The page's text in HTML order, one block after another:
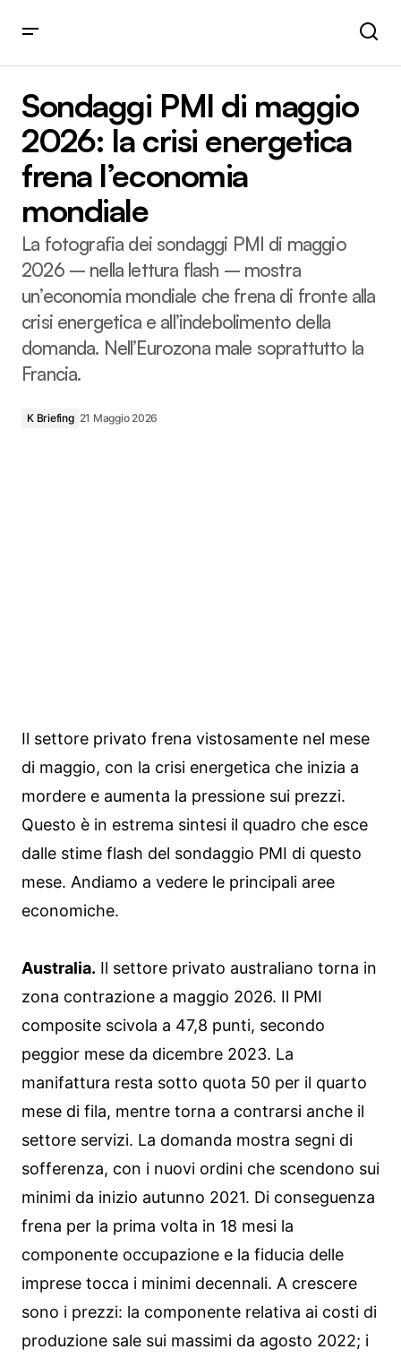
l’economia mondiale
Sondaggi PMI di maggio
2026: la crisi energetica
frena l’economia
mondiale
La fotografia dei sondaggi PMI di maggio
2026 – nella lettura flash – mostra
un’economia mondiale che frena di fronte alla
crisi energetica e all’indebolimento della
domanda. Nell’Eurozona male soprattutto la
Francia.
K Briefing 21 Maggio 2026
Il settore privato frena vistosamente nel mese
di maggio, con la crisi energetica che inizia a
mordere e aumenta la pressione sui prezzi.
Questo è in estrema sintesi il quadro che esce
dalle stime flash del sondaggio PMI di questo
mese. Andiamo a vedere le principali aree
economiche.
Australia. Il settore privato australiano torna in
zona contrazione a maggio 2026. Il PMI
composite scivola a 47,8 punti, secondo
peggior mese da dicembre 2023. La
manifattura resta sotto quota 50 per il quarto
mese di fila, mentre torna a contrarsi anche il
settore servizi. La domanda mostra segni di
sofferenza, con i nuovi ordini che scendono sui
minimi da inizio autunno 2021. Di conseguenza
frena per la prima volta in 18 mesi la
componente occupazione e la fiducia delle
imprese tocca i minimi decennali. A crescere
sono i prezzi: la componente relativa ai costi di
produzione sale sui massimi da agosto 2022; i